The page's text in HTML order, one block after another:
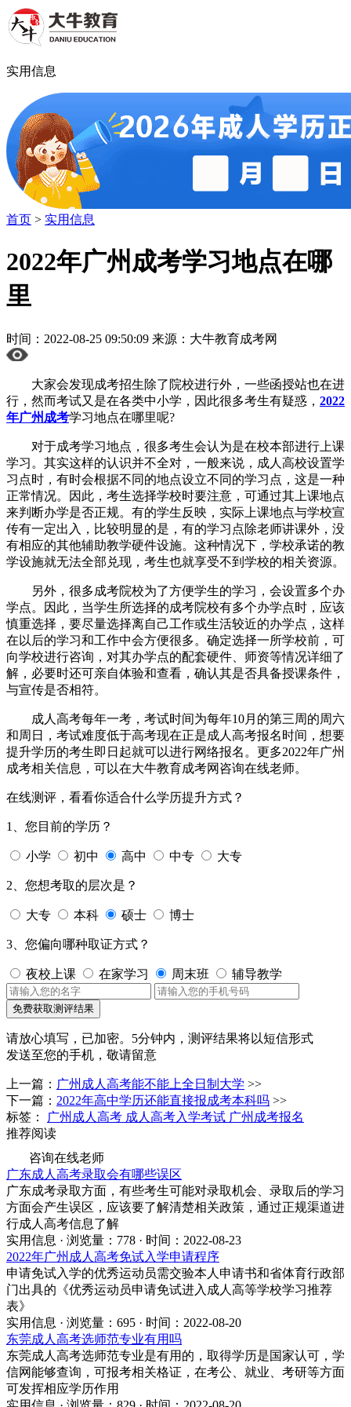
实用信息
首页 > 实用信息
2022年广州成考学习地点在哪
里
时间：2022-08-25 09:50:09 来源：大牛教育成考网
大家会发现成考招生除了院校进行外，一些函授站也在进
行，然而考试又是在各类中小学，因此很多考生有疑惑， 2022
年广州成考学习地点在哪里呢?
对于成考学习地点，很多考生会认为是在校本部进行上课
学习。其实这样的认识并不全对，一般来说，成人高校设置学
习点时，有时会根据不同的地点设立不同的学习点，这是一种
正常情况。因此，考生选择学校时要注意，可通过其上课地点
来判断办学是否正规。有的学生反映，实际上课地点与学校宣
传有一定出入，比较明显的是，有的学习点除老师讲课外，没
有相应的其他辅助教学硬件设施。这种情况下，学校承诺的教
学设施就无法全部兑现，考生也就享受不到学校的相关资源。
另外，很多成考院校为了方便学生的学习，会设置多个办
学点。因此，当学生所选择的成考院校有多个办学点时，应该
慎重选择，要尽量选择离自己工作或生活较近的办学点，这样
在以后的学习和工作中会方便很多。确定选择一所学校前，可
向学校进行咨询，对其办学点的配套硬件、师资等情况详细了
解，必要时还可亲自体验和查看，确认其是否具备授课条件，
与宣传是否相符。
成人高考每年一考，考试时间为每年10月的第三周的周六
和周日，考试难度低于高考现在正是成人高考报名时间，想要
提升学历的考生即日起就可以进行网络报名。更多2022年广州
成考相关信息，可以在大牛教育成考网咨询在线老师。
在线测评，看看你适合什么学历提升方式？
1、您目前的学历？
小学 初中 高中 中专 大专
2、您想考取的层次是？
大专 本科 硕士 博士
3、您偏向哪种取证方式？
夜校上课 在家学习 周末班 辅导教学
免费获取测评结果
请放心填写，已加密。 5分钟内，测评结果将以短信形式
发送至您的手机，敬请留意
上一篇： 广州成人高考能不能上全日制大学 >>
下一篇： 2022年高中学历还能直接报成考本科吗 >>
标签：
广州成人高考 成人高考入学考试 广州成考报名
推荐阅读
咨询在线老师
广东成人高考录取会有哪些误区
广东成考录取方面，有些考生可能对录取机会、录取后的学习
方面会产生误区，应该要了解清楚相关政策，通过正规渠道进
行成人高考信息了解
实用信息 · 浏览量：778 · 时间：2022-08-23
2022年广州成人高考免试入学申请程序
申请免试入学的优秀运动员需交验本人申请书和省体育行政部
门出具的《优秀运动员申请免试进入成人高等学校学习推荐
表》
实用信息 · 浏览量：695 · 时间：2022-08-20
东莞成人高考选师范专业有用吗
东莞成人高考选师范专业是有用的，取得学历是国家认可，学
信网能够查询，可报考相关格证，在考公、就业、考研等方面
可发挥相应学历作用